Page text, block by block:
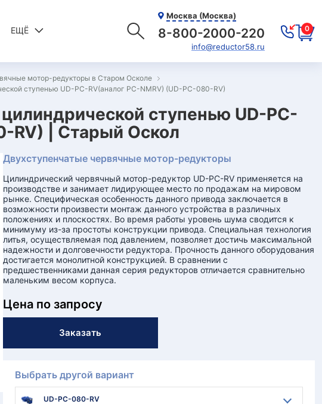
ЕЩЁ
Москва (Москва)
8-800-2000-220
info@reductor58.ru
0
мотор-редукторы в Старом Осколе
ступенью UD-PC-RV(аналог PC-NMRV) (UD-PC-080-RV)
ступенью UD-PC-
RV) | Старый Оскол
Двухступенчатые червячные мотор-редукторы
Цилиндрический червячный мотор-редуктор UD-PC-RV применяется на
производстве и занимает лидирующее место по продажам на мировом
рынке. Специфическая особенность данного привода заключается в
возможности произвести монтаж данного устройства в различных
положениях и плоскостях. Во время работы уровень шума сводится к
минимуму из-за простоты конструкции привода. Специальная технология
литья, осуществляемая под давлением, позволяет достичь максимальной
надежности и долговечности редуктора. Прочность данного оборудования
достигается монолитной конструкцией. В сравнении с
предшественниками данная серия редукторов отличается сравнительно
маленьким весом корпуса.
Цена по запросу
Заказать
Выбрать другой вариант
UD-PC-080-RV